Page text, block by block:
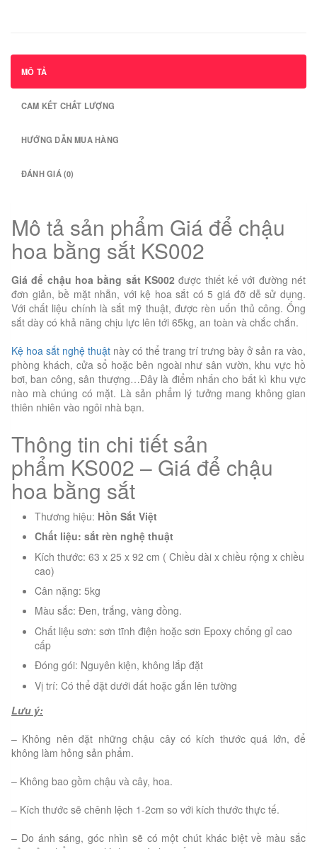
MÔ TẢ
CAM KẾT CHẤT LƯỢNG
HƯỚNG DẪN MUA HÀNG
ĐÁNH GIÁ (0)
Mô tả sản phẩm Giá để chậu
hoa bằng sắt KS002
Giá để chậu hoa bằng sắt KS002được thiết kế với đường nét
đơn giản, bề mặt nhẵn, với kệ hoa sắt có 5 giá đỡ dễ sử dụng.
Với chất liệu chính là sắt mỹ thuật, được rèn uốn thủ công. Ống
sắt dày có khả năng chịu lực lên tới 65kg, an toàn và chắc chắn.
Kệ hoa sắt nghệ thuật này có thể trang trí trưng bày ở sản ra vào,
phòng khách, cửa sổ hoặc bên ngoài như sân vườn, khu vực hồ
bơi, ban công, sân thượng…Đây là điểm nhấn cho bất kì khu vực
nào mà chúng có mặt. Là sản phẩm lý tưởng mang không gian
thiên nhiên vào ngôi nhà bạn.
Thông tin chi tiết sản
phẩm KS002 – Giá để chậu
hoa bằng sắt
Thương hiệu: Hồn Sắt Việt
Chất liệu: sắt rèn nghệ thuật
Kích thước: 63 x 25 x 92 cm ( Chiều dài x chiều rộng x chiều
cao)
Cân nặng: 5kg
Màu sắc: Đen, trắng, vàng đồng.
Chất liệu sơn: sơn tĩnh điện hoặc sơn Epoxy chống gỉ cao
cấp
Đóng gói: Nguyên kiện, không lắp đặt
Vị trí: Có thể đặt dưới đất hoặc gắn lên tường
Lưu ý:
– Không nên đặt những chậu cây có kích thước quá lớn, để
không làm hỏng sản phẩm.
– Không bao gồm chậu và cây, hoa.
– Kích thước sẽ chênh lệch 1-2cm so với kích thước thực tế.
– Do ánh sáng, góc nhìn sẽ có một chút khác biệt về màu sắc